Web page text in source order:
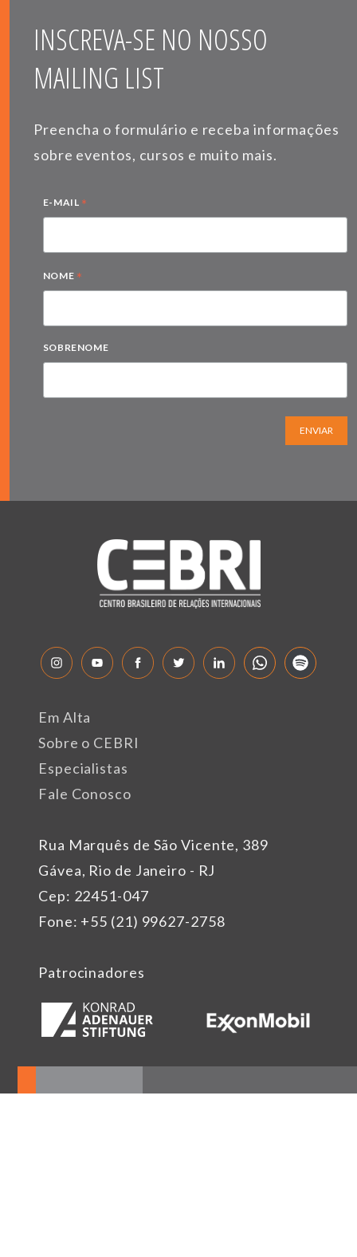
INSCREVA-SE NO NOSSO
MAILING LIST
Preencha o formulário e receba informações
sobre eventos, cursos e muito mais.
E-MAIL *
NOME *
SOBRENOME
ENVIAR
Rua Marquês de São Vicente, 389
Gávea, Rio de Janeiro - RJ
Cep: 22451-047
Fone: +55 (21) 99627-2758
Em Alta
Sobre o CEBRI
Especialistas
Fale Conosco
Patrocinadores